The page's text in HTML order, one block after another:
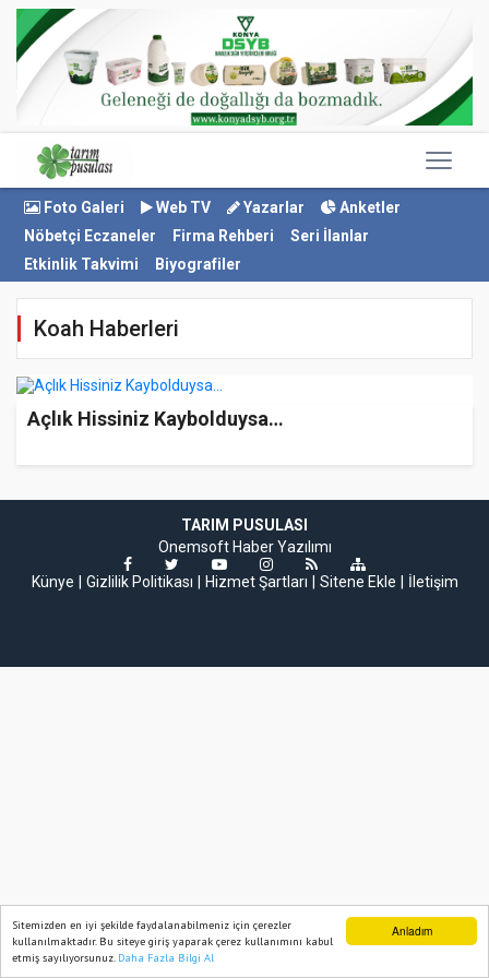
Anladım
Sitemizden en iyi şekilde faydalanabilmeniz için çerezler
kullanılmaktadır. Bu siteye giriş yaparak çerez kullanımını kabul
etmiş sayılıyorsunuz. Daha Fazla Bilgi Al
Foto Galeri Web TV Yazarlar
Anketler
Nöbetçi Eczaneler
Firma Rehberi
Seri İlanlar
Etkinlik Takvimi
Biyografiler
Koah Haberleri
Açlık Hissiniz Kaybolduysa…
TARIM PUSULASI
Onemsoft Haber Yazılımı
Künye
Gizlilik Politikası Hizmet Şartları Sitene Ekle İletişim
Ana Sayfa Web TV